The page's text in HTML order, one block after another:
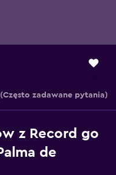
(Często zadawane pytania)
z Record go
de